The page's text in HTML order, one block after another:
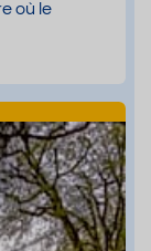
où le